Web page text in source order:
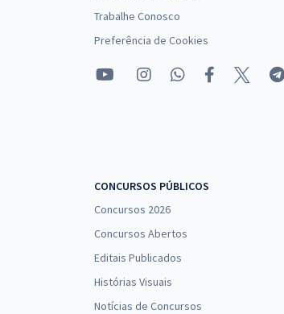
Trabalhe Conosco
Preferência de Cookies
CONCURSOS PÚBLICOS
Concursos 2026
Concursos Abertos
Editais Publicados
Histórias Visuais
Notícias de Concursos